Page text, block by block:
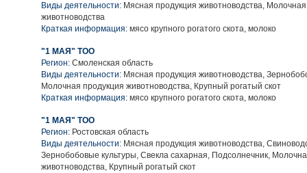
Виды деятельности: Мясная продукция животноводства,
животноводства
Краткая информация: мясо крупного рогатого скота, молоко
"1 МАЯ" ТОО
Регион: Смоленская область
Виды деятельности: Мясная продукция животноводства,
Молочная продукция животноводства, Крупный рогатый скот
Краткая информация: мясо крупного рогатого скота, молоко
"1 МАЯ" ТОО
Регион: Ростовская область
Виды деятельности: Мясная продукция животноводства,
Зернобобовые культуры, Свекла сахарная, Подсолнечник,
животноводства, Крупный рогатый скот